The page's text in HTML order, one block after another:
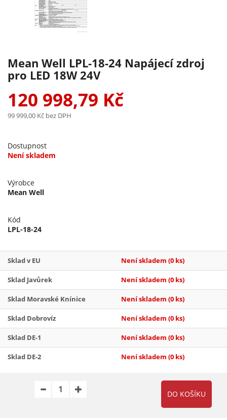
Mean Well LPL-18-24 Napájecí zdroj
pro LED 18W 24V
120 998,79 Kč
99 999,00 Kč bez DPH
Dostupnost
Není skladem
Výrobce
Mean Well
Kód
LPL-18-24
Sklad v EU Není skladem (0 ks)
Sklad Javůrek Není skladem (0 ks)
Sklad Moravské Knínice Není skladem (0 ks)
Sklad Dobrovíz Není skladem (0 ks)
Sklad DE-1 Není skladem (0 ks)
Sklad DE-2 Není skladem (0 ks)